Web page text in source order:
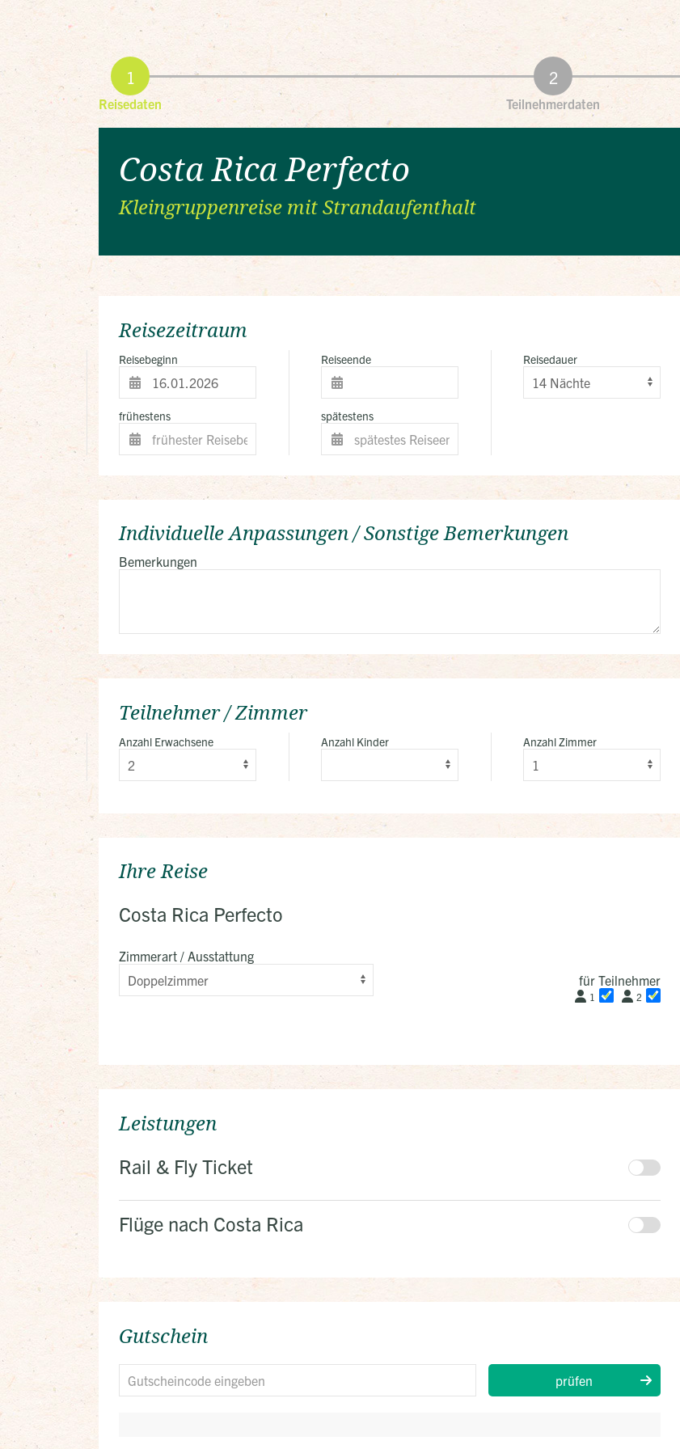
Reisedaten Teilnehmerdaten
Costa Rica Perfecto
Kleingruppenreise mit Strandaufenthalt
Reisezeitraum
Reisebeginn
frühestens
Reiseende
spätestens
Reisedauer
Individuelle Anpassungen / Sonstige Bemerkungen
Bemerkungen
Teilnehmer / Zimmer
Anzahl Erwachsene Anzahl Kinder Anzahl Zimmer
Ihre Reise
Costa Rica Perfecto
Zimmerart / Ausstattung
für Teilnehmer
1 2
Leistungen
Rail & Fly Ticket
Flüge nach Costa Rica
Gutschein
prüfen